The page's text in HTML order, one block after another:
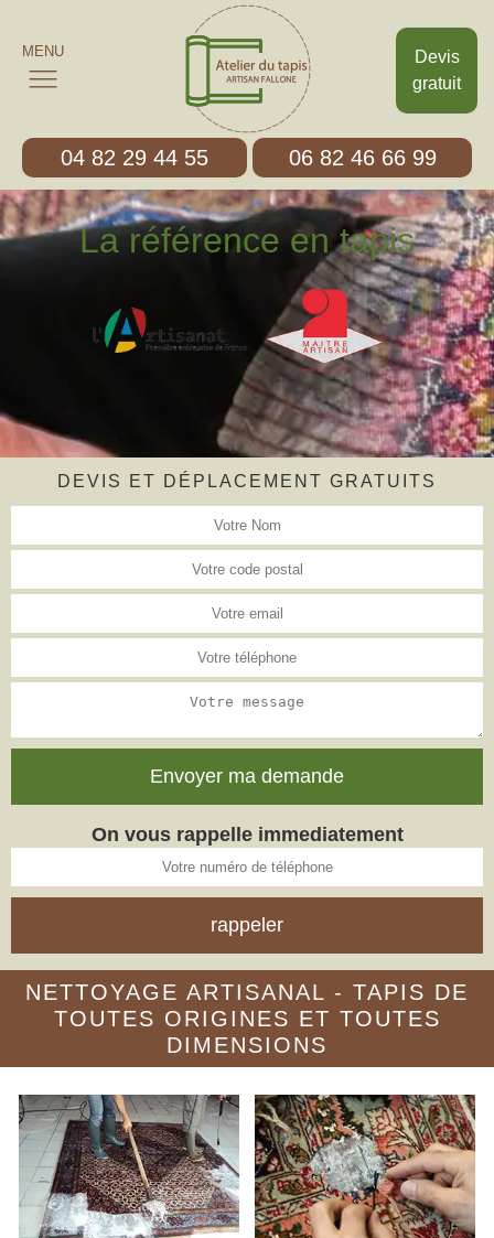
Devis
gratuit
MENU
04 82 29 44 55 06 82 46 66 99
La référence en tapis
DEVIS ET DÉPLACEMENT GRATUITS
On vous rappelle immediatement
NETTOYAGE ARTISANAL - TAPIS DE
TOUTES ORIGINES ET TOUTES
DIMENSIONS